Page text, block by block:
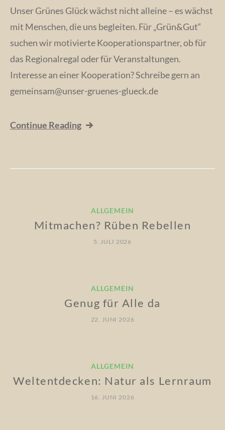
Unser Grünes Glück wächst nicht alleine – es wächst
mit Menschen, die uns begleiten. Für „Grün&Gut“
suchen wir motivierte Kooperationspartner, ob für
das Regionalregal oder für Veranstaltungen.
Interesse an einer Kooperation? Schreibe gern an
gemeinsam@unser-gruenes-glueck.de
Continue Reading
ALLGEMEIN
Mitmachen? Rüben Rebellen
5. JULI 2026
ALLGEMEIN
Genug für Alle da
22. JUNI 2026
ALLGEMEIN
Weltentdecken: Natur als Lernraum
16. JUNI 2026